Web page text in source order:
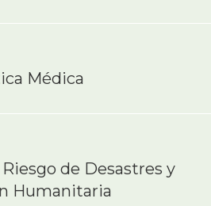
Médica
de Desastres y
Humanitaria